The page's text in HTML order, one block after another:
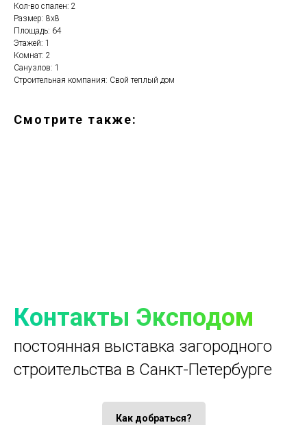
Кол-во спален: 2
Размер: 8х8
Площадь: 64
Этажей: 1
Комнат: 2
Санузлов: 1
Строительная компания: Свой теплый дом
Смотрите также:
Контакты Эксподом
постоянная выставка загородного
строительства в Санкт-Петербурге
Как добраться?